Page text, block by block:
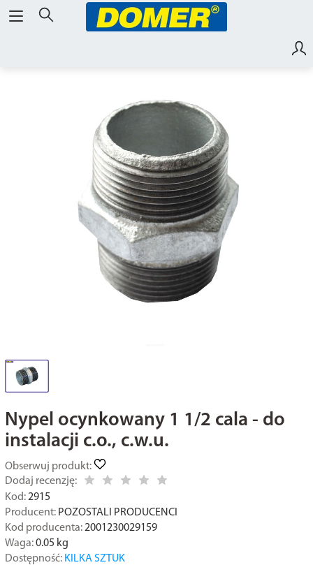
Nypel ocynkowany 1 1/2 cala - do
instalacji c.o., c.w.u.
Obserwuj produkt:
Dodaj recenzję:
Kod: 2915
Producent: POZOSTALI PRODUCENCI
Kod producenta: 2001230029159
Waga: 0.05 kg
Dostępność: KILKA SZTUK